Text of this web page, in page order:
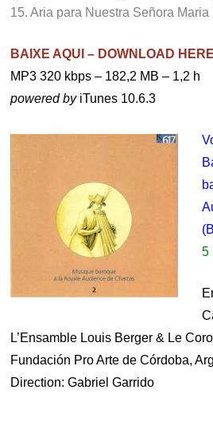
15. Aria para Nuestra Señora
BAIXE AQUI – DOWNLOAD HERE
MP3 320 kbps – 182,2 MB – 1,2 h
powered byiTunes 10.6.3
5
L’Ensamble Louis Berger & Le
Fundación Pro Arte de Córdoba,
Direction: Gabriel Garrido